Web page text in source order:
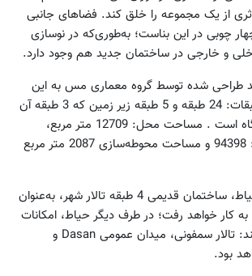
از یک مجموعه را خلق کند. فضاهای جانبی
چوبی در این بنا‌ست؛ به‌طوری‌که در نوسازی
و خارجی در ساختمان جدید هم وجود دارد.
طراحی شده توسط گروه معماری مس به این
شرح است: تعداد طبقات: 24 طبقه و 5 طبقه زیر زمین که 3 طبقه آن
پارکینگ با 124 جایگاه است . مساحت محل: 12709 متر مربع،
مساحت کل طبقات: 94398 و مساحت محوطه‌سازی‌ 2087 متر مربع
ابتدا، در یک طرف حیاط، ساختمان قدیمی 4 طبقه تالار شهر، به‌عنوان
کار خواهد رفت؛ در طرف دیگر حیاط، امکانات
مختلف عمومی (مانند: تالار سمفونی، میدان عمومی Dasan و
بود.